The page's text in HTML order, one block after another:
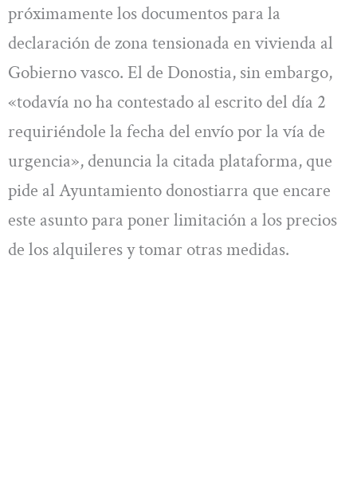
próximamente los documentos para la
declaración de zona tensionada en vivienda al
Gobierno vasco. El de Donostia, sin embargo,
«todavía no ha contestado al escrito del día 2
requiriéndole la fecha del envío por la vía de
urgencia», denuncia la citada plataforma, que
pide al Ayuntamiento donostiarra que encare
este asunto para poner limitación a los precios
de los alquileres y tomar otras medidas.